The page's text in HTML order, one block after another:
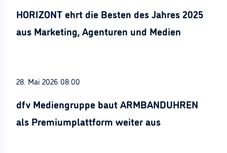
HORIZONT ehrt die Besten des Jahres 2025
aus Marketing, Agenturen und Medien
28. Mai 2026 08:00
dfv Mediengruppe baut ARMBANDUHREN
als Premiumplattform weiter aus